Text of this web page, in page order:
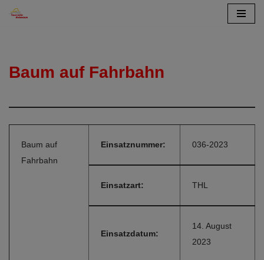
springen
Baum auf Fahrbahn
Baum auf
Fahrbahn
Einsatznummer: 036-2023
Einsatzart: THL
Einsatzdatum:
14. August
2023